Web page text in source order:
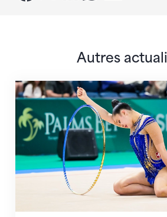
Autres
Prochaine étape : les